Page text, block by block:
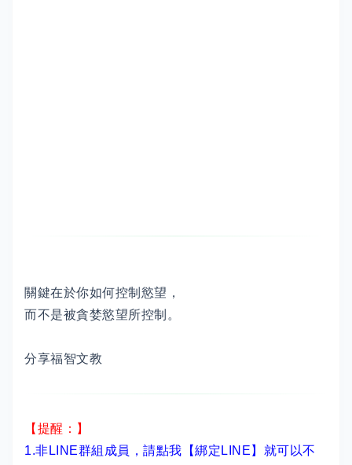
關鍵在於你如何控制慾望，
而不是被貪婪慾望所控制。
分享福智文教
【提醒：】
1.非LINE群組成員， 請點我【綁定LINE】 就可以不